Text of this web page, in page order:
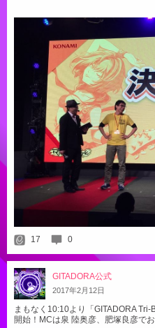
17 0
GITADORA公式
2017年2月 12日
まもなく10:10より「GITADORA
開始！MCは泉 陸奥彦、肥塚良彦で